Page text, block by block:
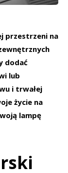
przestrzeni na
dodać
lub
i trwałej
życie na
lampę